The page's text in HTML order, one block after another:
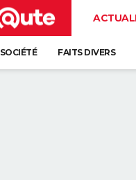
SOCIÉTÉ FAITS DIVERS